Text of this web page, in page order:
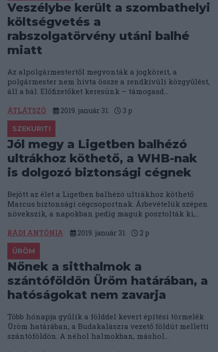
Veszélybe került a szombathelyi
költségvetés a
rabszolgatörvény utáni balhé
miatt
Az alpolgármestertől megvonták a jogköreit, a
polgármester nem hívta össze a rendkívüli közgyűlést,
áll a bál. Előfizetőket keresünk – támogasd...
ÁTLÁTSZÓ 2019. január 31. 3 p
SZEKURITI
Jól megy a Ligetben balhézó
ultrákhoz köthető, a WHB-nak
is dolgozó biztonsági cégnek
Bejött az élet a Ligetben balhézó ultrákhoz köthető
Marcus biztonsági cégcsoportnak. Árbevételük szépen
növekszik, a napokban pedig maguk posztolták ki,...
RÁDI ANTÓNIA 2019. január 31. 2 p
ÜRÖM
Nőnek a sitthalmok a
szántóföldön Üröm határában, a
hatóságokat nem zavarja
Több hónapja gyűlik a földdel kevert építési törmelék
Üröm határában, a Budakalászra vezető földút melletti
szántóföldön. A néhol halmokban, máshol...